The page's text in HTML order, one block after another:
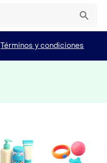
Términos y condiciones